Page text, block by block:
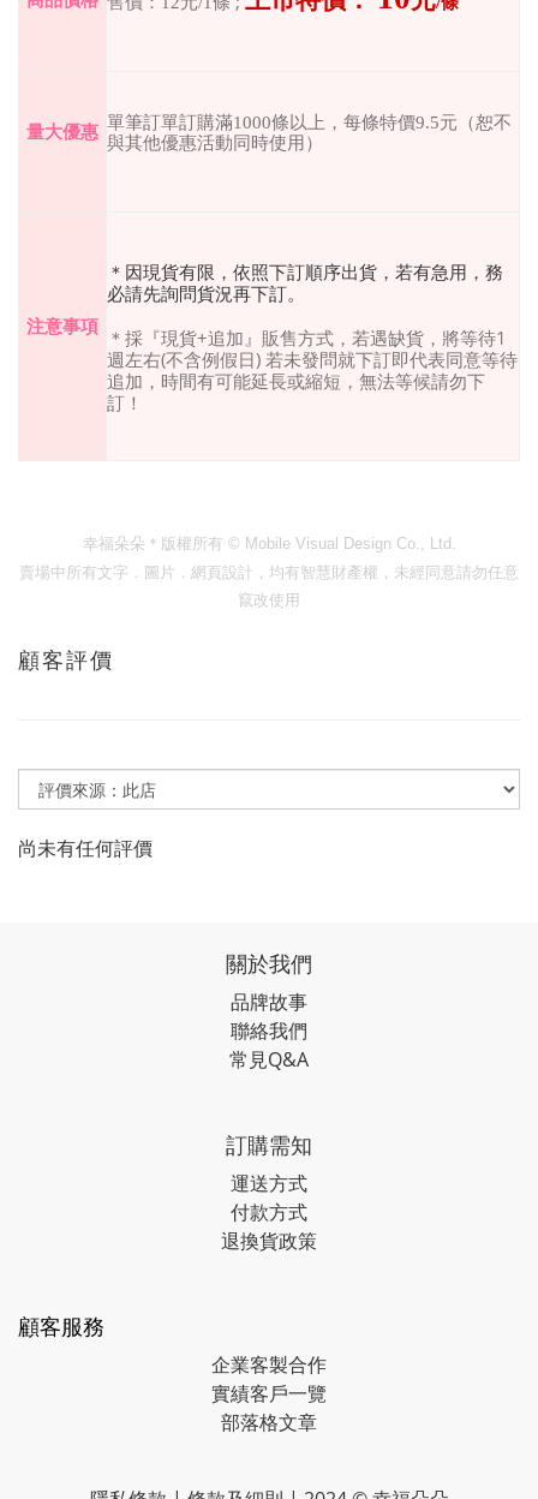
量大優惠
單筆訂單訂購滿1000條以上，每條特價9.5元（恕不
與其他優惠活動同時使用）
注意事項
＊因現貨有限，依照下訂順序出貨，若有急用，務
必請先詢問貨況再下訂。
＊採『現貨+追加』販售方式，若遇缺貨，將等待1
週左右(不含例假日) 若未發問就下訂即代表同意等待
追加，時間有可能延長或縮短，無法等候請勿下
訂！
幸福朵朵＊版權所有 © Mobile Visual Design Co., Ltd.
賣場中所有文字．圖片．網頁設計，均有智慧財產權，未經同意請勿任意
竄改使用
顧客評價
尚未有任何評價
關於我們
品牌故事
聯絡我們
常見Q&A
訂購需知
運送方式
付款方式
退換貨政策
顧客服務
企業客製合作
實績客戶一覽
部落格文章